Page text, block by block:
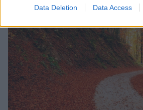
Data Deletion Data Access